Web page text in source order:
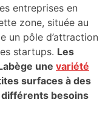
entreprises en
zone, située au
un pôle d’attraction
startups. Les
une variété
surfaces à des
différents besoins